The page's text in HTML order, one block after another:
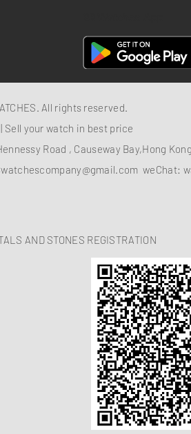
All rights reserved.
| Sell your watch in best price
Road , Causeway Bay,Hong Kong
weChat:
AND STONES REGISTRATION